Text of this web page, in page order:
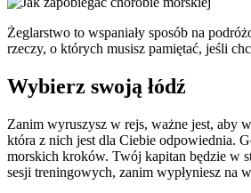
Żeglarstwo to wspaniały sposób na
rzeczy, o których musisz pamiętać, jeśli
Wybierz swoją łódź
Zanim wyruszysz w rejs, ważne jest, aby
która z nich jest dla Ciebie odpowiednia.
morskich kroków. Twój kapitan będzie w
sesji treningowych, zanim wypłyniesz na